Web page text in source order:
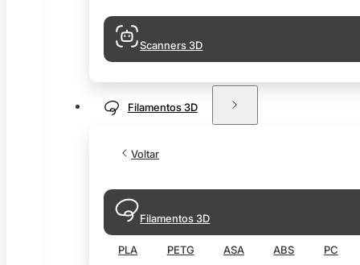
Scanners 3D
Filamentos 3D
Voltar
Filamentos 3D
PLA PETG ASA ABS PC